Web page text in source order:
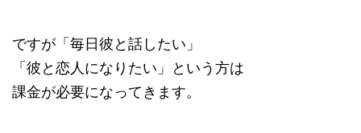
ですが「毎日彼と話したい」
「彼と恋人になりたい」という方は
課金が必要になってきます。